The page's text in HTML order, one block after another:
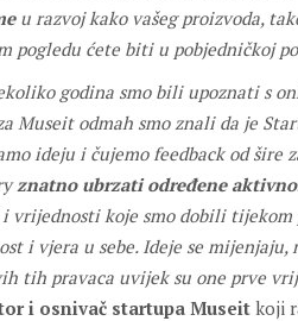
u razvoj kako vašeg proizvoda,
pogledu ćete biti u pobjedničkoj
godina smo bili upoznati s
Museit odmah smo znali da je
ideju i čujemo feedback od šire
znatno ubrzati određene
vrijednosti koje smo dobili tijekom
i vjera u sebe. Ideje se
tih pravaca uvijek su one prve
i osnivač startupa Museit koji